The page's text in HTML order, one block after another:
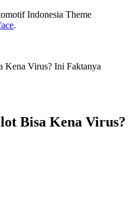
Indonesia Theme
.
Virus? Ini Faktanya
Bisa Kena Virus?